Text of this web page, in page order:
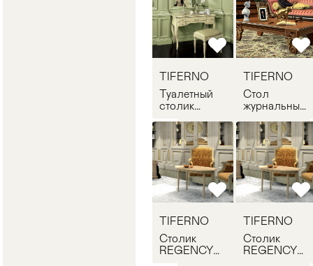
TIFERNO
Туалетный
столик
TIFERNO
COMP014
TIFERNO
Стол
журнальный
TIFERNO
COMP005
TIFERNO
Столик
REGENCY
TIFERNO
Столик
REGENCY